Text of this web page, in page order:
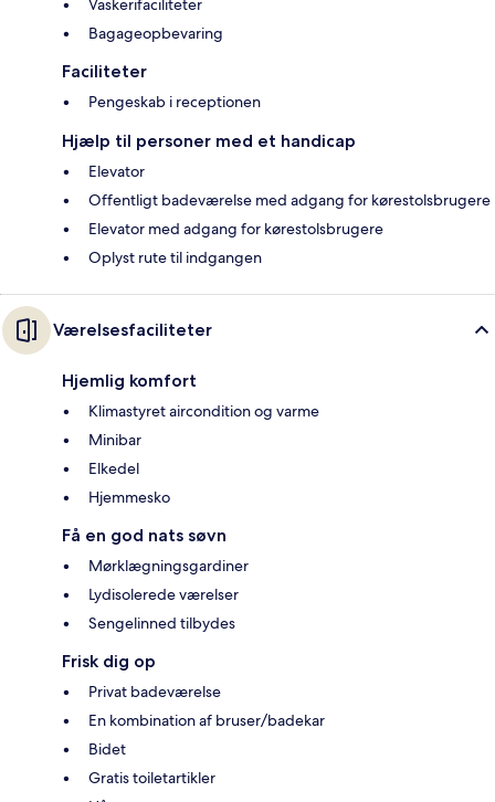
Vaskerifaciliteter
Bagageopbevaring
Faciliteter
Pengeskab i receptionen
Hjælp til personer med et handicap
Elevator
Offentligt badeværelse med adgang for kørestolsbrugere
Elevator med adgang for kørestolsbrugere
Oplyst rute til indgangen
Værelsesfaciliteter
Hjemlig komfort
Klimastyret aircondition og varme
Minibar
Elkedel
Hjemmesko
Få en god nats søvn
Mørklægningsgardiner
Lydisolerede værelser
Sengelinned tilbydes
Frisk dig op
Privat badeværelse
En kombination af bruser/badekar
Bidet
Gratis toiletartikler